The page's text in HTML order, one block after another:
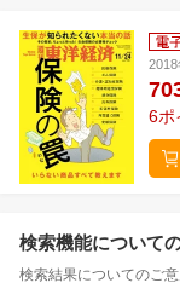
6ポ
検索機能について
検索結果についてのご